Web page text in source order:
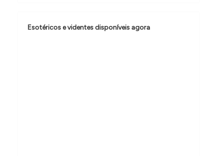
o
d
Esotéricos e videntes disponíveis agora